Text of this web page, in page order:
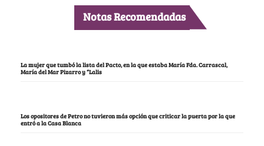
Notas Recomendadas
La mujer que tumbó la lista del Pacto, en la que estaba María Fda. Carrascal,
María del Mar Pizarro y “Lalis
Los opositores de Petro no tuvieron más opción que criticar la puerta por la que
entró a la Casa Blanca